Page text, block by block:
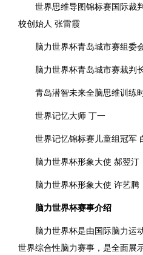
世界思维导图锦标赛国际裁
校创始人 张雷霞
脑力世界杯青岛城市赛组委
脑力世界杯青岛城市赛裁判
青岛潜智未来全脑思维训练
世界记忆大师 丁一
世界记忆锦标赛儿童组冠军
脑力世界杯形象大使 郝翌汀
脑力世界杯形象大使 许艺腾
脑力世界杯赛事介绍
脑力世界杯是由国际脑力运
世界综合性脑力赛事，是全面展